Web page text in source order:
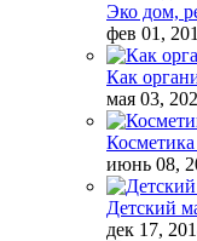
Эко дом,
фев 01,
Как
мая 03,
июнь 08,
Детский
дек 17,